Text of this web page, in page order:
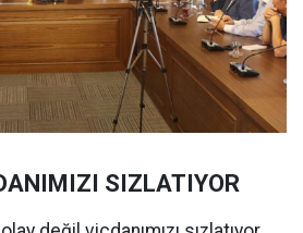
SIZLATIYOR